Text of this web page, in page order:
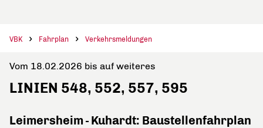
VBK Fahrplan Verkehrsmeldungen
Vom 18.02.2026 bis auf weiteres
LINIEN 548, 552, 557, 595
Leimersheim - Kuhardt: Baustellenfahrplan